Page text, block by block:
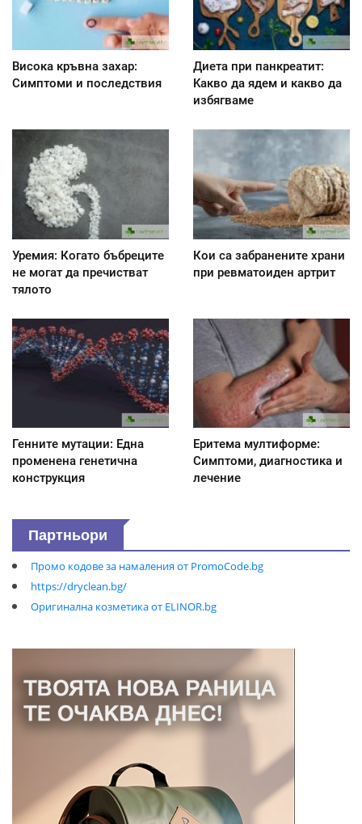
Висока кръвна захар:
Симптоми и последствия
Диета при панкреатит:
Kакво да ядем и какво да
избягваме
Уремия: Когато бъбреците
не могат да пречистват
тялото
Кои са забранените храни
при ревматоиден артрит
Генните мутации: Една
променена генетична
конструкция
Еритема мултиформе:
Симптоми, диагностика и
лечение
Партньори
Промо кодове за намаления от PromoCode.bg
https://dryclean.bg/
Оригинална козметика от ELINOR.bg